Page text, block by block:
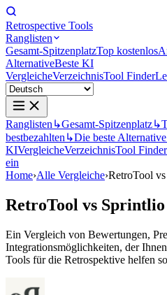
Retrospective Tools
Ranglisten
Gesamt-SpitzenplatzTop kostenlos
AlternativeBeste KI
VergleicheVerzeichnisTool Finder
Ranglisten ↳Gesamt-Spitzenplatz↳
bestbezahlten ↳Die beste Alternative
KIVergleicheVerzeichnisTool Finder
ein
Home›Alle Vergleiche›RetroTool
RetroTool vs Sprintlio
Ein Vergleich von Bewertungen,
Integrationsmöglichkeiten, der
Tools für die Retrospektive helfen